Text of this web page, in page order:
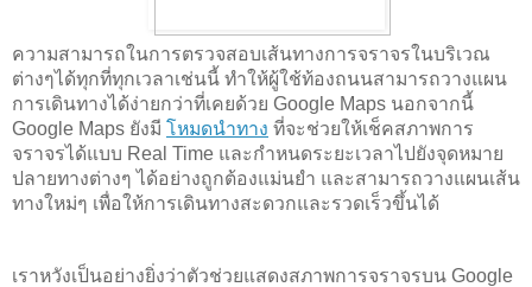
ความสามารถในการตรวจสอบเส้นทางการจราจรในบริเวณ
ต่างๆได้ทุกที่ทุกเวลาเช่นนี้ ทำให้ผู้ใช้ท้องถนนสามารถวางแผน
การเดินทางได้ง่ายกว่าที่เคยด้วย Google Maps นอกจากนี้
Google Maps ยังมี โหมดนำทาง ที่จะช่วยให้เช็คสภาพการ
จราจรได้แบบ Real Time และกำหนดระยะเวลาไปยังจุดหมาย
ปลายทางต่างๆ ได้อย่างถูกต้องแม่นยำ และสามารถวางแผนเส้น
ทางใหม่ๆ เพื่อให้การเดินทางสะดวกและรวดเร็วขึ้นได้
เราหวังเป็นอย่างยิ่งว่าตัวช่วยแสดงสภาพการจราจรบน Google